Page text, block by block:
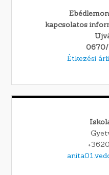
kapcsolatos
Étkezési